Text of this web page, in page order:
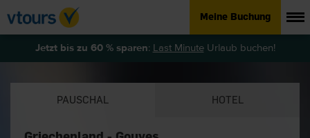
Meine Buchung
Jetzt bis zu 60 % sparen: Last MinuteUrlaub buchen!
PAUSCHAL HOTEL